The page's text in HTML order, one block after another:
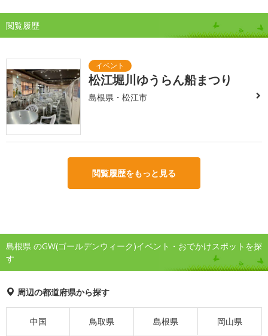
閲覧履歴
松江堀川ゆうらん船まつり
島根県・松江市
閲覧履歴をもっと見る
島根県 のGW(ゴールデンウィーク)イベント・おでかけスポットを探
す
周辺の都道府県から探す
中国 鳥取県 島根県 岡山県